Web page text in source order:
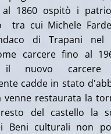
1860 ospitò i
tra cui Michele
di Trapani nel
carcere fino al
il nuovo carcere
cadde in stato
venne restaurata la
del castello la
Beni culturali non